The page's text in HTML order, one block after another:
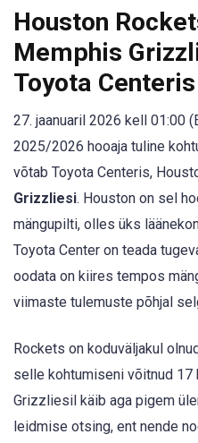
Houston
Memphis
Toyota Centeris
27. jaanuaril 2026 kell 01:00
2025/2026 hooaja tuline
võtab Toyota Centeris,
Grizzliesi. Houston on sel
mängupilti, olles üks
Toyota Center on teada
oodata on kiires tempos
viimaste tulemuste põhjal
Rockets on koduväljakul
selle kohtumiseni võitnud
Grizzliesil käib aga pigem
leidmise otsing, ent nende